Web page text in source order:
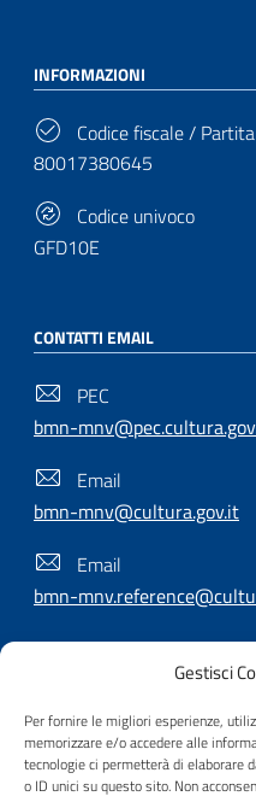
Gestisci
Per fornire le migliori esperienze,
memorizzare e/o accedere alle
tecnologie ci permetterà di elaborare
o ID unici su questo sito. Non
INFORMAZIONI
Codice fiscale /
80017380645
Codice univoco
GFD10E
CONTATTI EMAIL
PEC
bmn-
Email
bmn-mnv@cultura.gov.it
Email
bmn-